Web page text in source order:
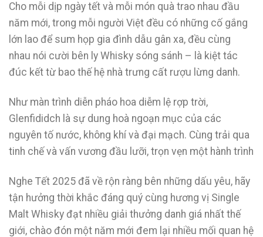
Cho mỗi dịp ngày tết và mỗi món quà trao nhau đầu
năm mới, trong mỗi người Việt đều có những cố gắng
lớn lao để sum họp gia đình dẫu gân xa, đều cùng
nhau nói cười bên ly Whisky sóng sánh – là kiệt tác
đúc kết từ bao thế hệ nhà trưng cất rượu lừng danh.
Như màn trình diễn pháo hoa diễm lệ rợp trời,
Glenfididch là sự dung hoà ngoạn mục của các
nguyên tố nước, không khí và đại mạch. Cùng trải qua
tinh chế và vấn vương đầu lưỡi, trọn vẹn một hành trình
Nghe Tết 2025 đã về rộn ràng bên những dấu yêu, hãy
tận hưởng thời khắc đáng quý cùng hương vị Single
Malt Whisky đạt nhiều giải thưởng danh giá nhất thế
giới, chào đón một năm mới đem lại nhiều mối quan hệ